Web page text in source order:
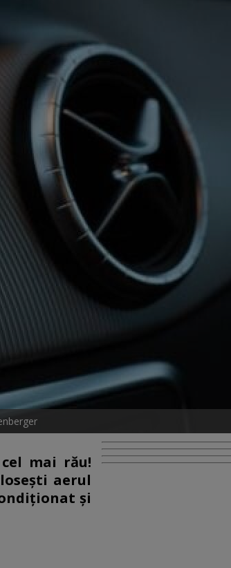
mai rău!
aerul
și